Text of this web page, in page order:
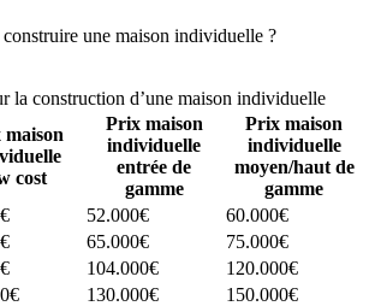
une maison individuelle ?
la construction d’une maison individuelle
cost
Prix maison
individuelle
entrée de
gamme
Prix maison
individuelle
moyen/haut de
gamme
52.000€
60.000€
65.000€
75.000€
104.000€
120.000€
130.000€
150.000€